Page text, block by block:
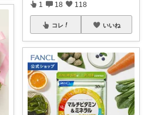
1 18 118
コレ いいね